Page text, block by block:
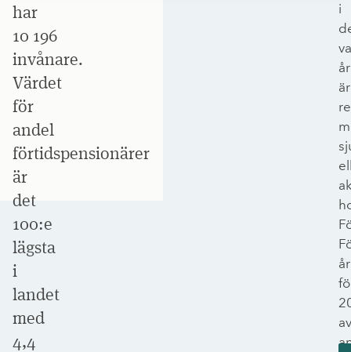
har
10 196
invånare.
Värdet
för
andel
förtidspensionärer
är
det
100:e
lägsta
i
landet
med
4,4
i
år
är
år